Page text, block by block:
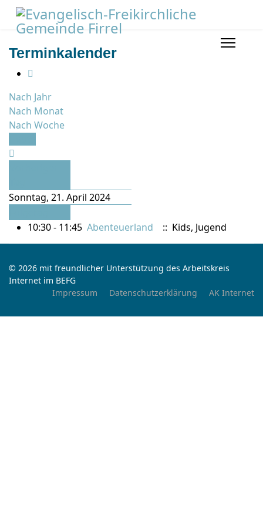
Terminkalender
Nach Jahr
Nach Monat
Nach Woche
Sonntag, 21. April 2024
10:30 - 11:45 Abenteuerland :: Kids, Jugend
© 2026 mit freundlicher Unterstützung des Arbeitskreis
Internet im BEFG
Impressum
Datenschutzerklärung AK Internet